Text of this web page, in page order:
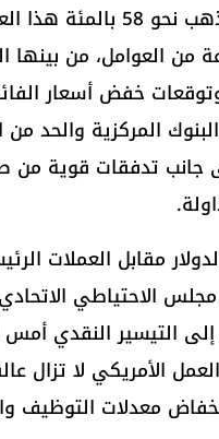
وارتفع سعر الذهب نحو 58 بالمئة
من العوامل، من بينها
خفض أسعار
المركزية والحد من
جانب تدفقات قوية من
مقابل العملات
الاحتياطي
التيسير النقدي أمس
الأمريكي لا تزال
معدلات التوظيف